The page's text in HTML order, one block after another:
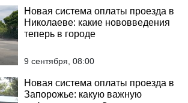
Новая система оплаты проезда в
Николаеве: какие нововведения
теперь в городе
9 сентября, 08:00
Новая система оплаты проезда в
Запорожье: какую важную